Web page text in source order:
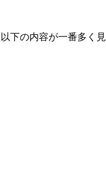
下の内容が一番多く見